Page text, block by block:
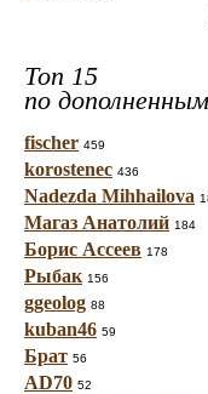
Топ 15
по
fischer 459
korostenec 436
Nadezda Mihhailova
Магаз Анатолий 184
Борис Ассеев 178
Рыбак 156
ggeolog 88
kuban46 59
Брат 56
AD70 52